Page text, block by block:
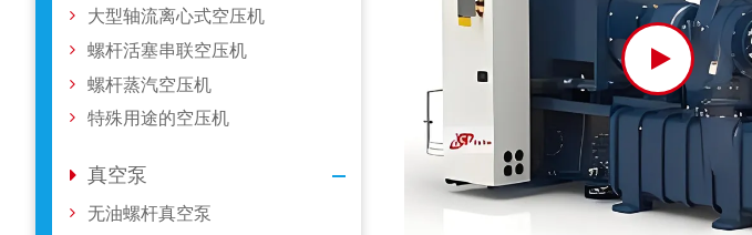
大型轴流离心式空压机
螺杆活塞串联空压机
螺杆蒸汽空压机
特殊用途的空压机
真空泵
无油螺杆真空泵